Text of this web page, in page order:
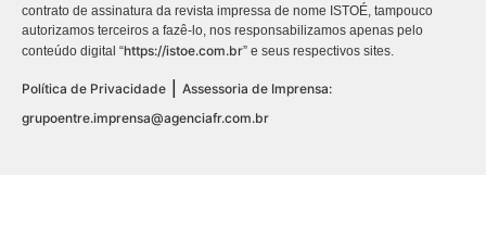
contrato de assinatura da revista impressa de nome ISTOÉ, tampouco
autorizamos terceiros a fazê-lo, nos responsabilizamos apenas pelo
conteúdo digital “https://istoe.com.br” e seus respectivos sites.
Política de Privacidade
Assessoria de Imprensa:
grupoentre.imprensa@agenciafr.com.br